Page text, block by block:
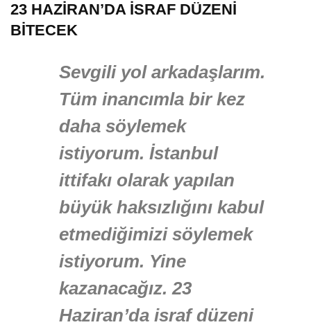
23 HAZİRAN’DA İSRAF DÜZENİ
BİTECEK
Sevgili yol arkadaşlarım.
Tüm inancımla bir kez
daha söylemek
istiyorum. İstanbul
ittifakı olarak yapılan
büyük haksızlığını kabul
etmediğimizi söylemek
istiyorum. Yine
kazanacağız. 23
Haziran’da israf düzeni